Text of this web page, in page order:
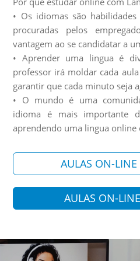
• Os idiomas são
procuradas pelos
vantagem ao se candidatar a
• Aprender uma lingua é
professor irá moldar cada
garantir que cada minuto seja
• O mundo é uma
idioma é mais importante
aprendendo uma lingua online
AULAS ON-
AULAS ON-